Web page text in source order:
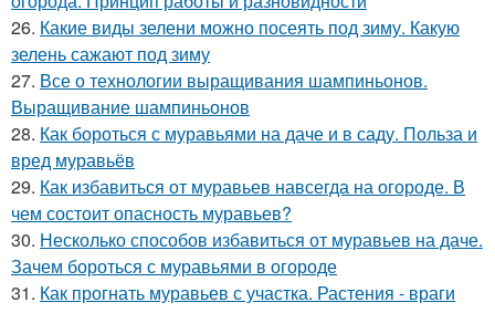
26. Какие виды зелени можно посеять под зиму. Какую
зелень сажают под зиму
27. Все о технологии выращивания шампиньонов.
Выращивание шампиньонов
28. Как бороться с муравьями на даче и в саду. Польза и
вред муравьёв
29. Как избавиться от муравьев навсегда на огороде. В
чем состоит опасность муравьев?
30. Несколько способов избавиться от муравьев на даче.
Зачем бороться с муравьями в огороде
31. Как прогнать муравьев с участка. Растения - враги